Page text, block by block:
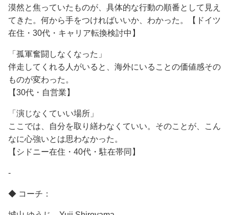
漠然と焦っていたものが、具体的な行動の順番として見え
てきた。何から手をつければいいか、わかった。【ドイツ
在住・30代・キャリア転換検討中】
「孤軍奮闘しなくなった」
伴走してくれる人がいると、海外にいることの価値感その
ものが変わった。
【30代・自営業】
「演じなくていい場所」
ここでは、自分を取り繕わなくていい。そのことが、こん
なに心強いとは思わなかった。
【シドニー在住・40代・駐在帯同】
-
◆ コーチ：